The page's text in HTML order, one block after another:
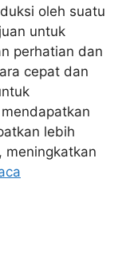
oleh suatu
untuk
perhatian dan
cepat dan
lebih
meningkatkan